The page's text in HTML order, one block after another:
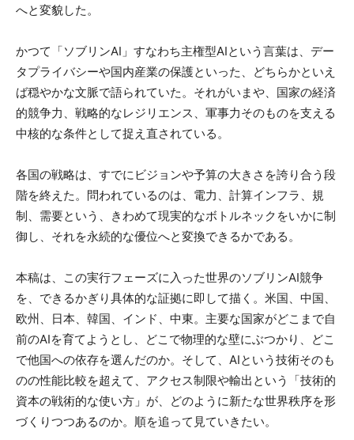
へと変貌した。
かつて「ソブリンAI」すなわち主権型AIという言葉は、デー
タプライバシーや国内産業の保護といった、どちらかといえ
ば穏やかな文脈で語られていた。それがいまや、国家の経済
的競争力、戦略的なレジリエンス、軍事力そのものを支える
中核的な条件として捉え直されている。
各国の戦略は、すでにビジョンや予算の大きさを誇り合う段
階を終えた。問われているのは、電力、計算インフラ、規
制、需要という、きわめて現実的なボトルネックをいかに制
御し、それを永続的な優位へと変換できるかである。
本稿は、この実行フェーズに入った世界のソブリンAI競争
を、できるかぎり具体的な証拠に即して描く。米国、中国、
欧州、日本、韓国、インド、中東。主要な国家がどこまで自
前のAIを育てようとし、どこで物理的な壁にぶつかり、どこ
で他国への依存を選んだのか。そして、AIという技術そのも
のの性能比較を超えて、アクセス制限や輸出という「技術的
資本の戦術的な使い方」が、どのように新たな世界秩序を形
づくりつつあるのか。順を追って見ていきたい。